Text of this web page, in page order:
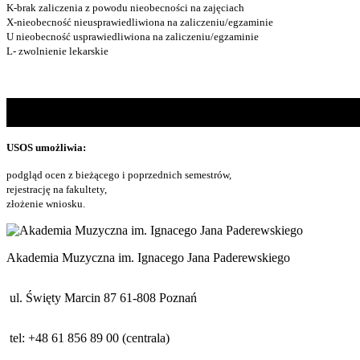
K-brak zaliczenia z powodu nieobecności na zajęciach
X-nieobecność nieusprawiedliwiona na zaliczeniu/egzaminie
U nieobecność usprawiedliwiona na zaliczeniu/egzaminie
L- zwolnienie lekarskie
USOS umożliwia:
podgląd ocen z bieżącego i poprzednich semestrów,
rejestrację na fakultety,
złożenie wniosku.
Akademia Muzyczna im. Ignacego Jana Paderewskiego
ul. Święty Marcin 87 61-808 Poznań
tel: +48 61 856 89 00 (centrala)